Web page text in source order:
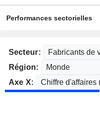
Performances sectorielles
Secteur:
Région:
Axe X: